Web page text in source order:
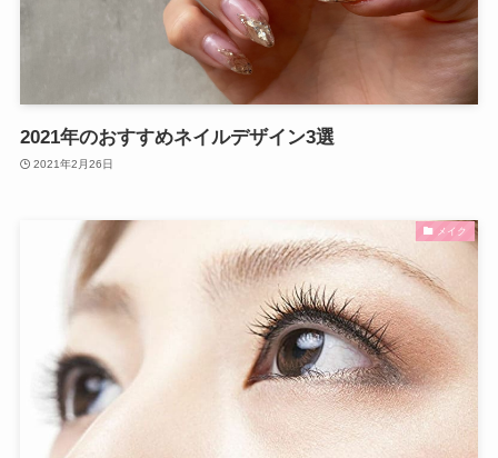
2021年のおすすめネイルデザイン3選
2021年2月26日
メイク